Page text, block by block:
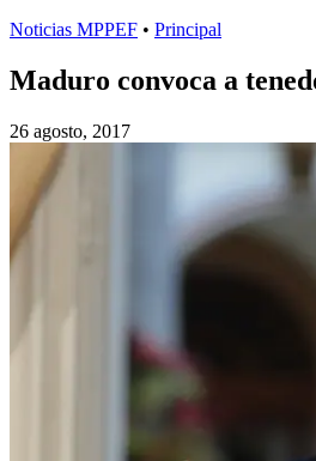
Noticias MPPEF • Principal
Maduro convoca a
26 agosto, 2017